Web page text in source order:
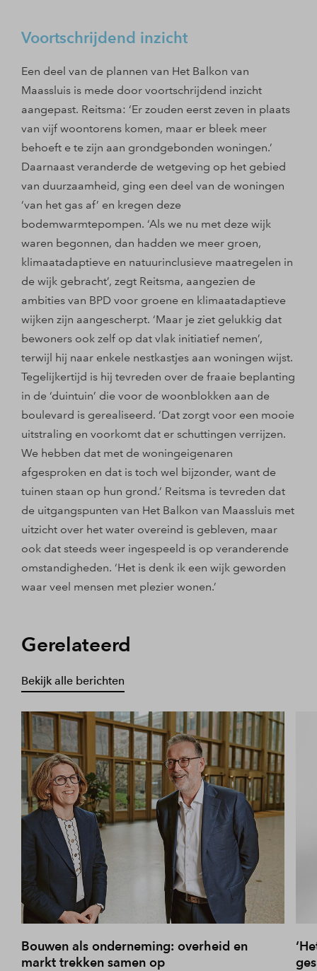
Voortschrijdend inzicht
Een deel van de plannen van Het Balkon van
Maassluis is mede door voortschrijdend inzicht
aangepast. Reitsma: ‘Er zouden eerst zeven in plaats
van vijf woontorens komen, maar er bleek meer
behoeft e te zijn aan grondgebonden woningen.’
Daarnaast veranderde de wetgeving op het gebied
van duurzaamheid, ging een deel van de woningen
‘van het gas af’ en kregen deze
bodemwarmtepompen. ‘Als we nu met deze wijk
waren begonnen, dan hadden we meer groen,
klimaatadaptieve en natuurinclusieve maatregelen in
de wijk gebracht’, zegt Reitsma, aangezien de
ambities van BPD voor groene en klimaatadaptieve
wijken zijn aangescherpt. ‘Maar je ziet gelukkig dat
bewoners ook zelf op dat vlak initiatief nemen’,
terwijl hij naar enkele nestkastjes aan woningen wijst.
Tegelijkertijd is hij tevreden over de fraaie beplanting
in de ‘duintuin’ die voor de woonblokken aan de
boulevard is gerealiseerd. ‘Dat zorgt voor een mooie
uitstraling en voorkomt dat er schuttingen verrijzen.
We hebben dat met de woningeigenaren
afgesproken en dat is toch wel bijzonder, want de
tuinen staan op hun grond.’ Reitsma is tevreden dat
de uitgangspunten van Het Balkon van Maassluis met
uitzicht over het water overeind is gebleven, maar
ook dat steeds weer ingespeeld is op veranderende
omstandigheden. ‘Het is denk ik een wijk geworden
waar veel mensen met plezier wonen.’
Gerelateerd
Bekijk alle berichten
Bouwen als onderneming: overheid en
markt trekken samen op